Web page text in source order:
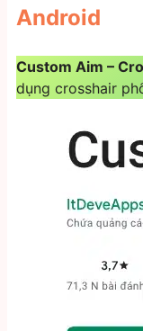
Android
Custom Aim –
dụng crosshair